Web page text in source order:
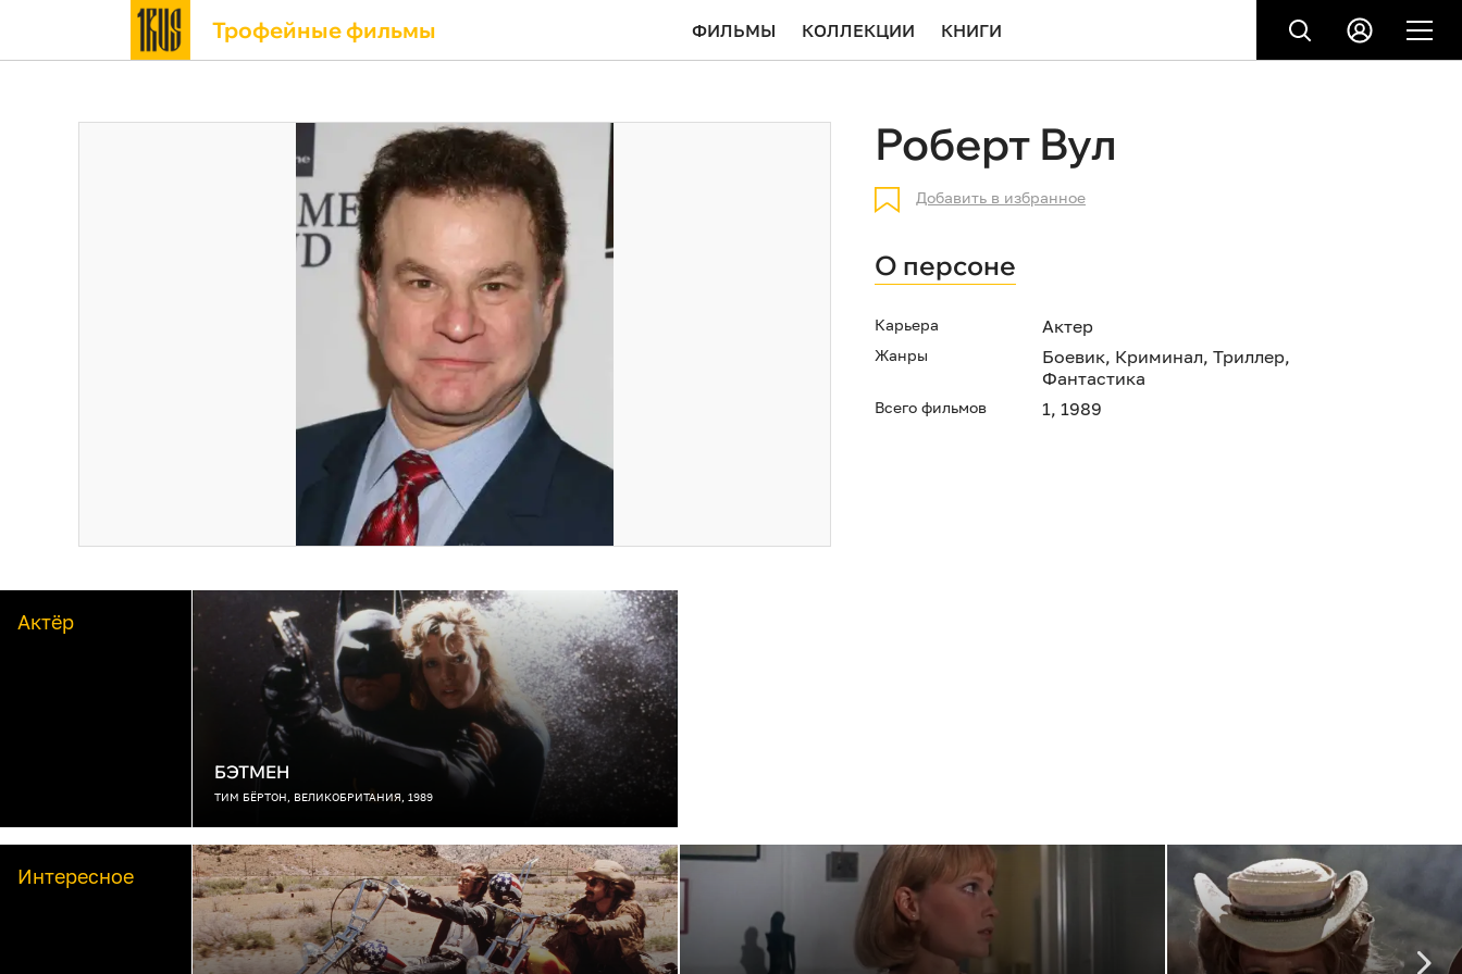
Трофейные фильмы ФИЛЬМЫ КОЛЛЕКЦИИ КНИГИ
Роберт Вул
Добавить в избранное
О персоне
Карьера Актер
Жанры Боевик, Криминал, Триллер,
Фантастика
Всего фильмов 1, 1989
Актёр
БЭТМЕН
ТИМ БЁРТОН, ВЕЛИКОБРИТАНИЯ, 1989
Интересное